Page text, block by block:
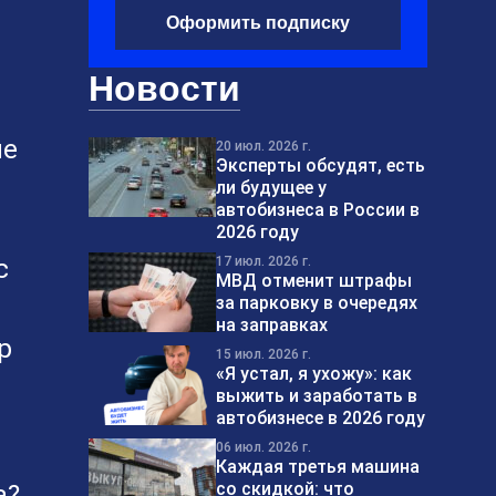
Оформить подписку
Новости
20 июл. 2026 г.
Эксперты обсудят, есть
ли будущее у
автобизнеса в России в
2026 году
17 июл. 2026 г.
МВД отменит штрафы
за парковку в очередях
на заправках
15 июл. 2026 г.
«Я устал, я ухожу»: как
выжить и заработать в
автобизнесе в 2026 году
06 июл. 2026 г.
Каждая третья машина
со скидкой: что